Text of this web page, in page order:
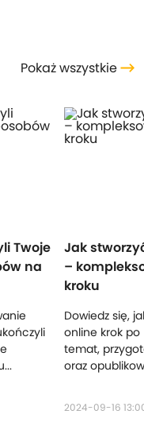
Pokaż wszystkie
Twoje
na
Jak
–
kroku
Dowiedz się,
online krok po
temat,
oraz
2024-09-16